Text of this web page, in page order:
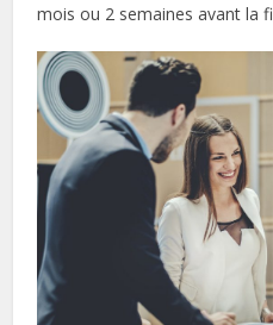
mois ou 2 semaines avant la